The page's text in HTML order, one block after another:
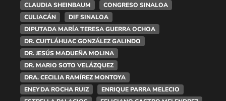
CLAUDIA SHEINBAUM
CONGRESO SINALOA
CULIACÁN
DIF SINALOA
DIPUTADA MARÍA TERESA GUERRA OCHOA
DR. CUITLÁHUAC GONZÁLEZ GALINDO
DR. JESÚS MADUEÑA MOLINA
DR. MARIO SOTO VELÁZQUEZ
DRA. CECILIA RAMÍREZ MONTOYA
ENEYDA ROCHA RUIZ
ENRIQUE PARRA MELECIO